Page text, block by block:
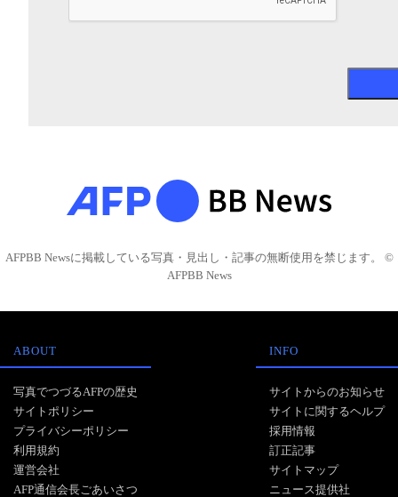
AFPBB Newsに掲載している写真・見出し・記事の無断使用を禁じます。 ©
AFPBB News
ABOUT
写真でつづるAFPの歴史
サイトポリシー
プライバシーポリシー
利用規約
運営会社
AFP通信会長ごあいさつ
INFO
サイトからのお知らせ
サイトに関するヘルプ
採用情報
訂正記事
サイトマップ
ニュース提供社